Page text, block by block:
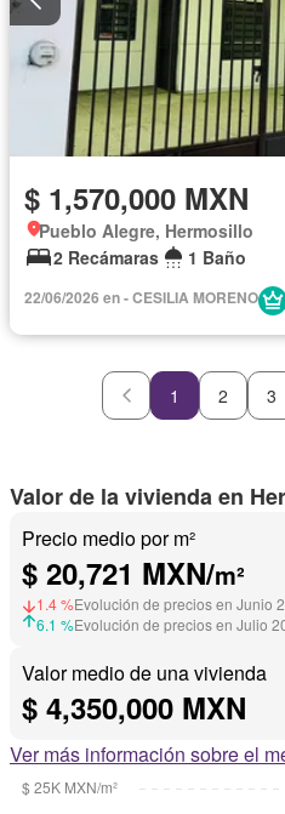
$ 1,570,000 MXN
Pueblo Alegre, Hermosillo
2 Recámaras
1 Baño
22/06/2026 en - CESILIA MORENO
1 2 3
Valor de la vivienda en
Precio medio por m²
$ 20,721 MXN/m²
1.4 %Evolución de precios en Junio
6.1 %Evolución de precios en Julio
Valor medio de una vivienda
$ 4,350,000 MXN
Ver más información sobre el